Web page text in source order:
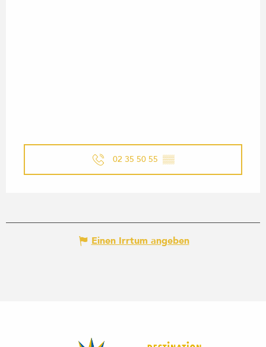
02 35 50 55 ▒▒
Einen Irrtum angeben